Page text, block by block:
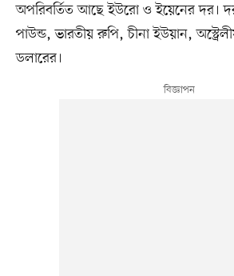
অপরিবর্তিত আছে ইউরো ও ইয়েনের দর।
পাউন্ড, ভারতীয় রুপি, চীনা ইউয়ান,
ডলারের।